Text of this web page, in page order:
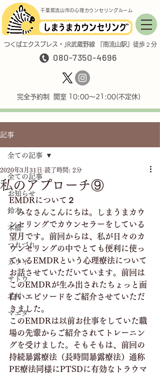
完全予約制 開室 10:00〜21:00(不定休)
080-7350-4696
千葉県流山市の心理カウンセリングルーム
つくばエクスプレス・JR武蔵野線 『南流山駅』徒歩２分
記事
全ての記事
お知らせ
鈴木
本橋
つれづれ
カワイ
サトウ
北村
マエダ
全ての記事
私のアプローチ⑨
2020年3月31日 読了時間: 2分
EMDRについて２
みなさんこんにちは。しまうまカウ
ンセリングでカウンセラーをしている
望月です。前回からは、私が日々のカ
ウンセリングの中でとても便利に使っ
ているEMDRという心理療法について
お話させていただいています。前回は
このEMDRが生み出されたちょっと面
白いエピソードをご紹介させていただ
きました。
このEMDRは以前お仕事をしていた職
場の先輩からご紹介されてトレーニン
グを受けました。そもそもは、前回の
持続暴露療法（長時間暴露療法）通称
PE療法同様にPTSDに有効なトラウマ